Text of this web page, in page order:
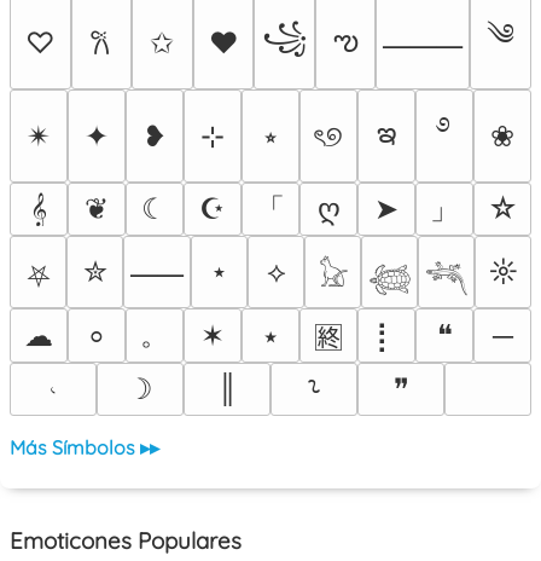
♡ 𐙚 ✩ ♥ ꧁ ఌ ⸻ ༄
✴︎ ✦ ❥ ⊹ ⭒ ৎ୭ ఇ ࿔ ❀
𝄞 ❦ ☾ ☪ 「 ღ ➤ 」
☆
⛧
✮ ⸺ ⋆ ⟡ 𓃠 𓆉 𓆈
☼
☁
⸰ 。 ✶ ⭑ 🈡 ⡇ ❝
─
𝆥
☽ ⸊ ❞
Más Símbolos ▸▸
Emoticones Populares